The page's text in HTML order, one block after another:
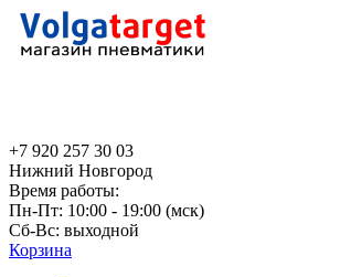
+7 920 257 30 03
Нижний Новгород
Время работы:
Пн-Пт: 10:00 - 19:00 (мск)
Сб-Вс: выходной
Корзина